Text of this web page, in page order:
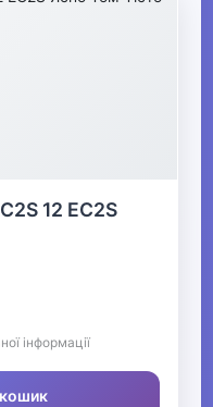
12 EC2S
інформації